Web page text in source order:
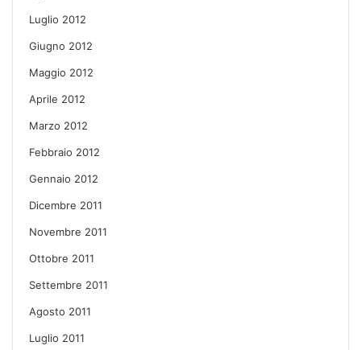
Luglio 2012
Giugno 2012
Maggio 2012
Aprile 2012
Marzo 2012
Febbraio 2012
Gennaio 2012
Dicembre 2011
Novembre 2011
Ottobre 2011
Settembre 2011
Agosto 2011
Luglio 2011